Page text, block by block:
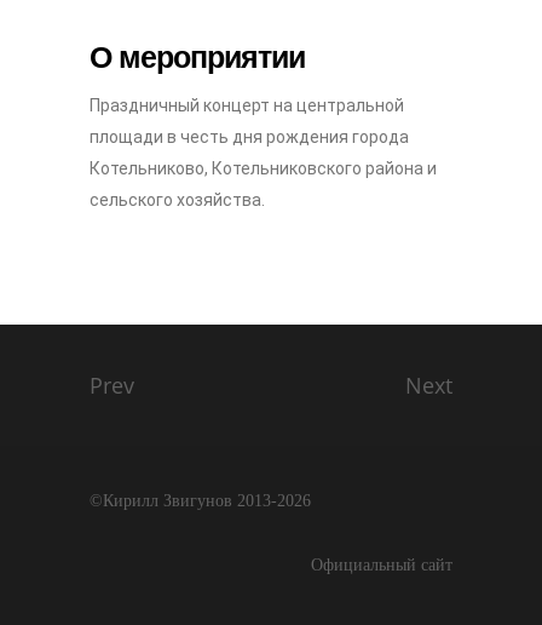
О мероприятии
Праздничный концерт на центральной
площади в честь дня рождения города
Котельниково, Котельниковского района и
сельского хозяйства.
Prev Next
©Кирилл Звигунов 2013-2026
Официальный сайт